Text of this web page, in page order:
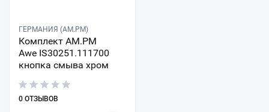
ГЕРМАНИЯ (AM.PM)
Комплект AM.PM
Awe IS30251.111700
кнопка смыва хром
0 ОТЗЫВОВ